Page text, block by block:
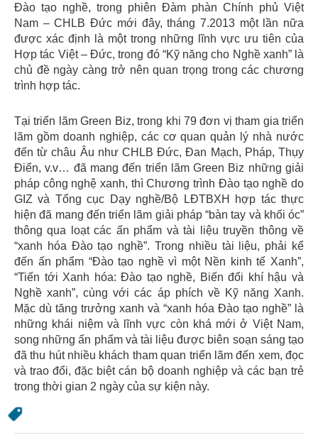
Đào tạo nghề, trong phiên Đàm phàn Chính phủ Việt
Nam – CHLB Đức mới đây, tháng 7.2013 một lần nữa
được xác định là một trong những lĩnh vực ưu tiên của
Hợp tác Việt – Đức, trong đó “Kỹ năng cho Nghề xanh” là
chủ đề ngày càng trở nên quan trọng trong các chương
trình hợp tác.
Tại triển lãm Green Biz, trong khi 79 đơn vị tham gia triển
lãm gồm doanh nghiệp, các cơ quan quản lý nhà nước
đến từ châu Âu như CHLB Đức, Đan Mạch, Pháp, Thụy
Điển, v.v… đã mang đến triển lãm Green Biz những giải
pháp công nghệ xanh, thì Chương trình Đào tạo nghề do
GIZ và Tổng cục Dạy nghề/Bộ LĐTBXH hợp tác thực
hiện đã mang đến triển lãm giải pháp “bàn tay và khối óc”
thông qua loạt các ấn phẩm và tài liệu truyền thông về
“xanh hóa Đào tạo nghề”. Trong nhiều tài liệu, phải kể
đến ấn phẩm “Đào tạo nghề vì một Nền kinh tế Xanh”,
“Tiến tới Xanh hóa: Đào tạo nghề, Biến đổi khí hậu và
Nghề xanh”, cùng với các áp phích về Kỹ năng Xanh.
Mặc dù tăng trưởng xanh và “xanh hóa Đào tạo nghề” là
những khái niệm và lĩnh vực còn khá mới ở Việt Nam,
song những ấn phẩm và tài liệu được biên soạn sáng tạo
đã thu hút nhiều khách tham quan triển lãm đến xem, đọc
và trao đổi, đặc biệt cán bộ doanh nghiệp và các bạn trẻ
trong thời gian 2 ngày của sự kiện này.